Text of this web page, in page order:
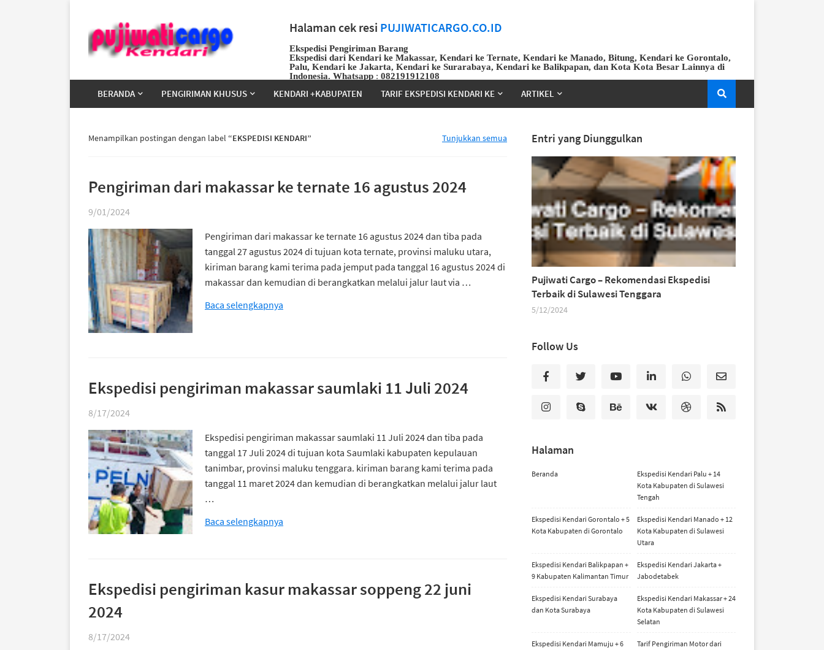
Halaman cek resi PUJIWATICARGO.CO.ID
Ekspedisi Pengiriman Barang
Ekspedisi dari Kendari ke Makassar, Kendari ke Ternate, Kendari ke Manado, Bitung, Kendari ke Gorontalo,
Palu, Kendari ke Jakarta, Kendari ke Surarabaya, Kendari ke Balikpapan, dan Kota Kota Besar Lainnya di
Indonesia. Whatsapp : 082191912108
BERANDA PENGIRIMAN KHUSUS KENDARI +KABUPATEN TARIF EKSPEDISI KENDARI KE ARTIKEL
Menampilkan postingan dengan label EKSPEDISI KENDARI Tunjukkan semua
Pengiriman dari makassar ke ternate 16 agustus 2024
9/01/2024
Pengiriman dari makassar ke ternate 16 agustus 2024 dan tiba pada
tanggal 27 agustus 2024 di tujuan kota ternate, provinsi maluku utara,
kiriman barang kami terima pada jemput pada tanggal 16 agustus 2024 di
makassar dan kemudian di berangkatkan melalui jalur laut via …
Baca selengkapnya
Ekspedisi pengiriman makassar saumlaki 11 Juli 2024
8/17/2024
Ekspedisi pengiriman makassar saumlaki 11 Juli 2024 dan tiba pada
tanggal 17 Juli 2024 di tujuan kota Saumlaki kabupaten kepulauan
tanimbar, provinsi maluku tenggara. kiriman barang kami terima pada
tanggal 11 maret 2024 dan kemudian di berangkatkan melalui jalur laut
…
Baca selengkapnya
Ekspedisi pengiriman kasur makassar soppeng 22 juni
2024
8/17/2024
Entri yang Diunggulkan
Pujiwati Cargo – Rekomendasi Ekspedisi
Terbaik di Sulawesi Tenggara
5/12/2024
Follow Us
Halaman
Beranda
Ekspedisi Kendari Palu + 14
Kota Kabupaten di Sulawesi
Tengah
Ekspedisi Kendari Gorontalo + 5
Kota Kabupaten di Gorontalo
Ekspedisi Kendari Manado + 12
Kota Kabupaten di Sulawesi
Utara
Ekspedisi Kendari Balikpapan +
9 Kabupaten Kalimantan Timur
Ekspedisi Kendari Jakarta +
Jabodetabek
Ekspedisi Kendari Surabaya
dan Kota Surabaya
Ekspedisi Kendari Makassar + 24
Kota Kabupaten di Sulawesi
Selatan
Ekspedisi Kendari Mamuju + 6
Tarif Pengiriman Motor dari